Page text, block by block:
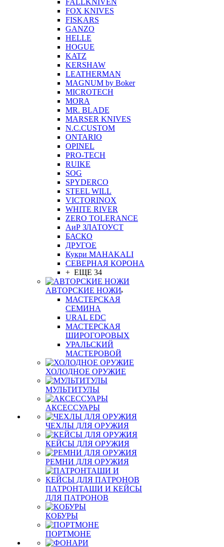
FALLKNIVEN
FOX KNIVES
FISKARS
GANZO
HELLE
HOGUE
KATZ
KERSHAW
LEATHERMAN
MAGNUM by Boker
MICROTECH
MORA
MR. BLADE
MARSER KNIVES
N.C.CUSTOM
ONTARIO
OPINEL
PRO-TECH
RUIKE
SOG
SPYDERCO
STEEL WILL
VICTORINOX
WHITE RIVER
ZERO TOLERANCE
АиР ЗЛАТОУСТ
БАСКО
ДРУГОЕ
Кукри MAHAKALI
СЕВЕРНАЯ КОРОНА
+ ЕЩЕ 34
АВТОРСКИЕ НОЖИ
МАСТЕРСКАЯ
СЕМИНА
URAL EDC
МАСТЕРСКАЯ
ШИРОГОРОВЫХ
УРАЛЬСКИЙ
МАСТЕРОВОЙ
ХОЛОДНОЕ ОРУЖИЕ
МУЛЬТИТУЛЫ
АКСЕССУАРЫ
ЧЕХЛЫ ДЛЯ ОРУЖИЯ
КЕЙСЫ ДЛЯ ОРУЖИЯ
РЕМНИ ДЛЯ ОРУЖИЯ
ПАТРОНТАШИ И КЕЙСЫ
ДЛЯ ПАТРОНОВ
КОБУРЫ
ПОРТМОНЕ